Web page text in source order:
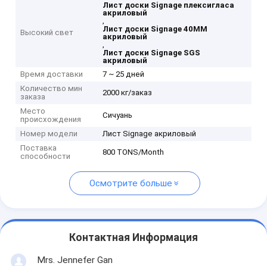
Высокий свет
Лист доски Signage плексигласа
акриловый
,
Лист доски Signage 40MM
акриловый
,
Лист доски Signage SGS
акриловый
Время доставки
7 ~ 25 дней
Количество мин
заказа
2000 кг/заказ
Место
происхождения
Сичуань
Номер модели
Лист Signage акриловый
Поставка
способности
800 TONS/Month
Осмотрите больше
Контактная Информация
Mrs. Jennefer Gan